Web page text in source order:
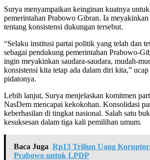
Surya menyampaikan keinginan kuatnya
pemerintahan Prabowo Gibran. Ia
tentang konsistensi dukungan tersebut.
“Selaku institusi partai politik yang telah dan
sebagai pendukung pemerintahan Prabowo-
ingin meyakinkan saudara-saudara, mudah-
konsistensi kita tetap ada dalam diri kita,”
pidatonya.
Lebih lanjut, Surya menjelaskan komitmen
NasDem mencapai kekokohan. Konsolidasi
keberhasilan di tingkat nasional. Salah satu
kesuksesan dalam tiga kali pemilihan umum.
Baca Juga Rp13 Triliun Uang
Prabowo untuk LPDP